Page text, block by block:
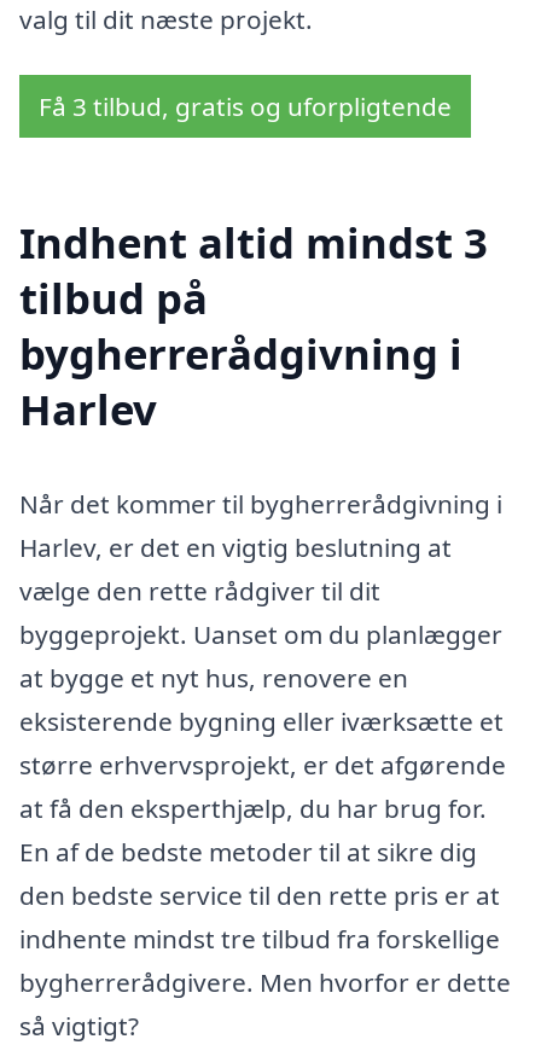
valg til dit næste projekt.
Få 3 tilbud, gratis og uforpligtende
Indhent altid mindst 3
tilbud på
bygherrerådgivning i
Harlev
Når det kommer til bygherrerådgivning i
Harlev, er det en vigtig beslutning at
vælge den rette rådgiver til dit
byggeprojekt. Uanset om du planlægger
at bygge et nyt hus, renovere en
eksisterende bygning eller iværksætte et
større erhvervsprojekt, er det afgørende
at få den eksperthjælp, du har brug for.
En af de bedste metoder til at sikre dig
den bedste service til den rette pris er at
indhente mindst tre tilbud fra forskellige
bygherrerådgivere. Men hvorfor er dette
så vigtigt?